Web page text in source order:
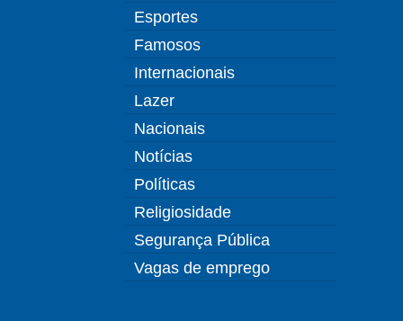
Esportes
Famosos
Internacionais
Lazer
Nacionais
Notícias
Políticas
Religiosidade
Segurança Pública
Vagas de emprego